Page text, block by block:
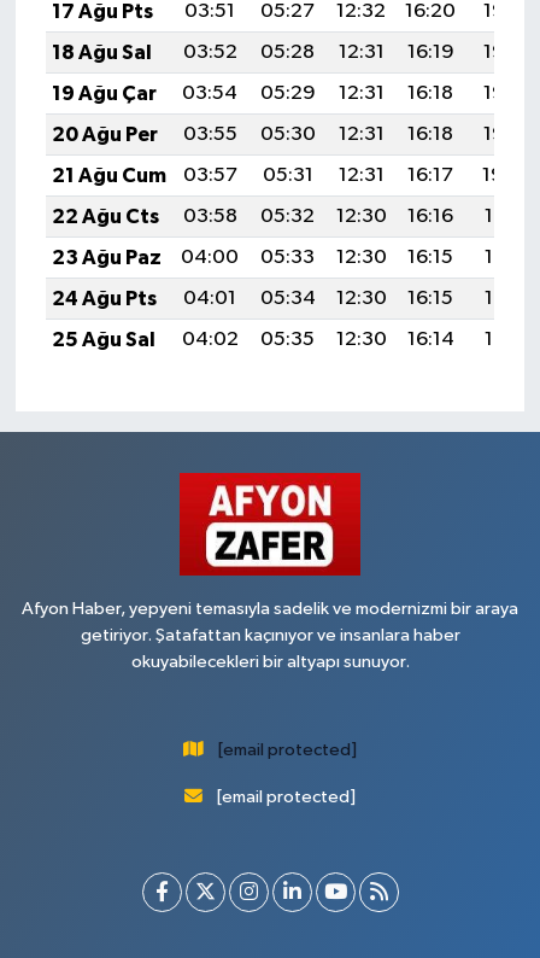
17 Ağu Pts
03:51 05:27 12:32 16:20
19:26
18 Ağu Sal
03:52 05:28 12:31 16:19
19:25
19 Ağu Çar
03:54 05:29 12:31 16:18
19:23
20 Ağu Per
03:55 05:30 12:31 16:18
19:22
21 Ağu Cum
03:57 05:31 12:31 16:17
19:20
22 Ağu Cts
03:58 05:32 12:30 16:16
19:19
23 Ağu Paz
04:00 05:33 12:30 16:15
19:17
24 Ağu Pts
04:01 05:34 12:30 16:15
19:16
25 Ağu Sal
04:02 05:35 12:30 16:14 19:14
Afyon Haber, yepyeni temasıyla sadelik ve modernizmi bir araya
getiriyor. Şatafattan kaçınıyor ve insanlara haber
okuyabilecekleri bir altyapı sunuyor.
[email protected]
[email protected]